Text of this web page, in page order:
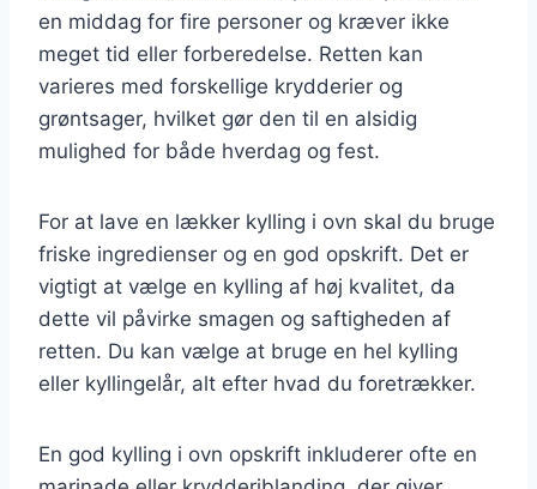
en middag for fire personer og kræver ikke
meget tid eller forberedelse. Retten kan
varieres med forskellige krydderier og
grøntsager, hvilket gør den til en alsidig
mulighed for både hverdag og fest.
For at lave en lækker kylling i ovn skal du bruge
friske ingredienser og en god opskrift. Det er
vigtigt at vælge en kylling af høj kvalitet, da
dette vil påvirke smagen og saftigheden af
retten. Du kan vælge at bruge en hel kylling
eller kyllingelår, alt efter hvad du foretrækker.
En god kylling i ovn opskrift inkluderer ofte en